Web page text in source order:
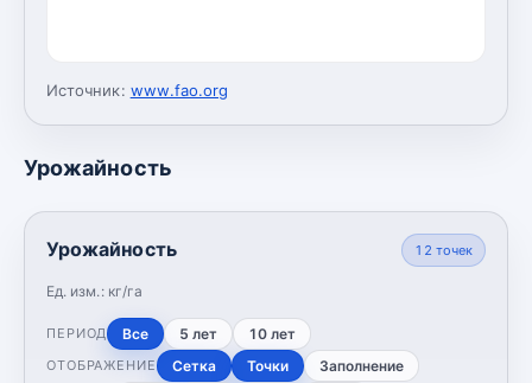
Источник: www.fao.org
Урожайность
Урожайность
Ед. изм.: кг/га
12 точек
ПЕРИОД Все 5 лет 10 лет
ОТОБРАЖЕНИЕ Сетка Точки Заполнение